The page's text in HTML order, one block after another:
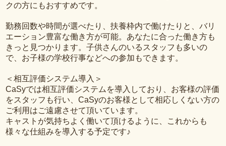
クの方にもおすすめです。
勤務回数や時間が選べたり、扶養枠内で働けたりと、バリ
エーション豊富な働き方が可能。あなたに合った働き方も
きっと見つかります。子供さんのいるスタッフも多いの
で、お子様の学校行事などへの参加もできます。
＜相互評価システム導入＞
CaSyでは相互評価システムを導入しており、お客様の評価
をスタッフも行い、CaSyのお客様として相応しくない方の
ご利用はご遠慮させて頂いています。
キャストが気持ちよく働いて頂けるように、これからも
様々な仕組みを導入する予定です♪